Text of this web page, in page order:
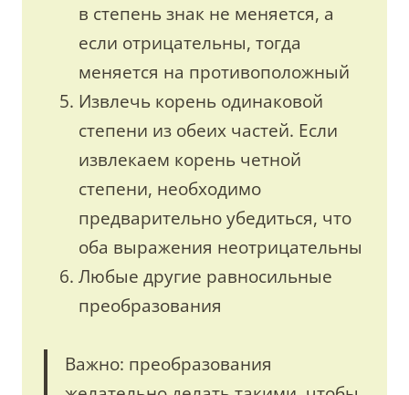
в степень знак не меняется, а
если отрицательны, тогда
меняется на противоположный
Извлечь корень одинаковой
степени из обеих частей. Если
извлекаем корень четной
степени, необходимо
предварительно убедиться, что
оба выражения неотрицательны
Любые другие равносильные
преобразования
Важно: преобразования